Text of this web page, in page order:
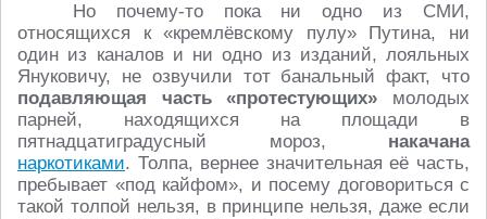
Но почему-то пока ни одно из СМИ,
относящихся к «кремлёвскому пулу» Путина, ни
один из каналов и ни одно из изданий, лояльных
Януковичу, не озвучили тот банальный факт, что
подавляющая часть «протестующих» молодых
парней, находящихся на площади в
пятнадцатиградусный мороз, накачана
наркотиками. Толпа, вернее значительная её часть,
пребывает «под кайфом», и посему договориться с
такой толпой нельзя, в принципе нельзя, даже если